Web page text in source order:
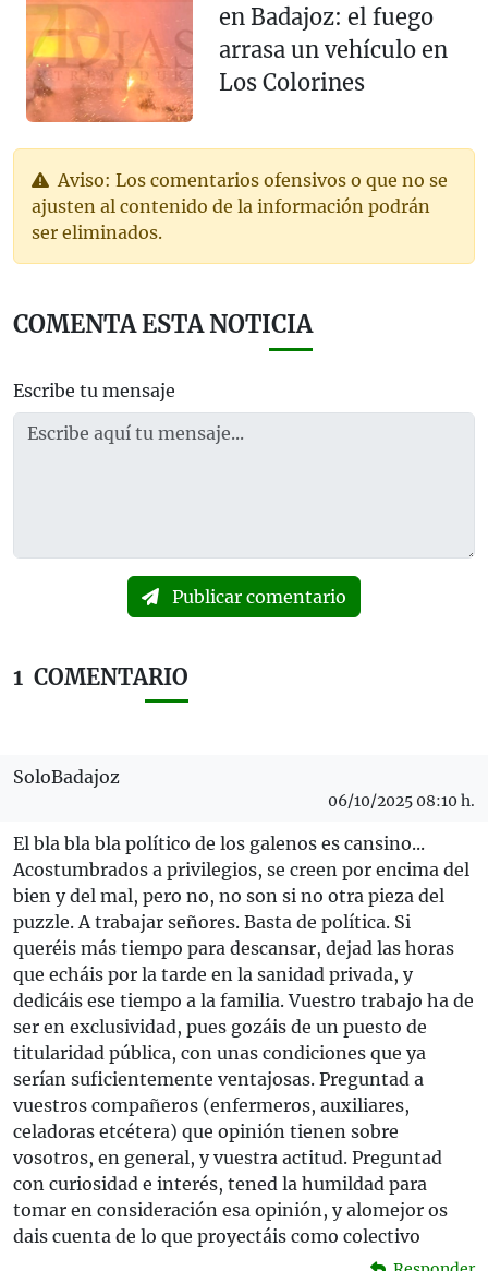
en Badajoz: el fuego
arrasa un vehículo en
Los Colorines
Aviso: Los comentarios ofensivos o que no se
ajusten al contenido de la información podrán
ser eliminados.
COMENTA ESTA NOTICIA
Escribe tu mensaje
Publicar comentario
1 COMENTARIO
SoloBadajoz
06/10/2025 08:10 h.
El bla bla bla político de los galenos es cansino...
Acostumbrados a privilegios, se creen por encima del
bien y del mal, pero no, no son si no otra pieza del
puzzle. A trabajar señores. Basta de política. Si
queréis más tiempo para descansar, dejad las horas
que echáis por la tarde en la sanidad privada, y
dedicáis ese tiempo a la familia. Vuestro trabajo ha de
ser en exclusividad, pues gozáis de un puesto de
titularidad pública, con unas condiciones que ya
serían suficientemente ventajosas. Preguntad a
vuestros compañeros (enfermeros, auxiliares,
celadoras etcétera) que opinión tienen sobre
vosotros, en general, y vuestra actitud. Preguntad
con curiosidad e interés, tened la humildad para
tomar en consideración esa opinión, y alomejor os
dais cuenta de lo que proyectáis como colectivo